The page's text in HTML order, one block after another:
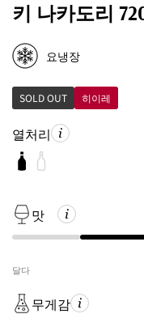
키 나카도리
요냉장
SOLD OUT 히이레
열처리
맛
달다
무게감